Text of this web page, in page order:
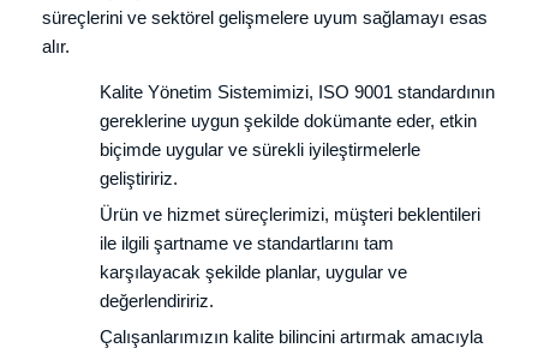
süreçlerini ve sektörel gelişmelere uyum sağlamayı esas
alır.
Kalite Yönetim Sistemimizi, ISO 9001 standardının
gereklerine uygun şekilde dokümante eder, etkin
biçimde uygular ve sürekli iyileştirmelerle
geliştiririz.
Ürün ve hizmet süreçlerimizi, müşteri beklentileri
ile ilgili şartname ve standartlarını tam
karşılayacak şekilde planlar, uygular ve
değerlendiririz.
Çalışanlarımızın kalite bilincini artırmak amacıyla